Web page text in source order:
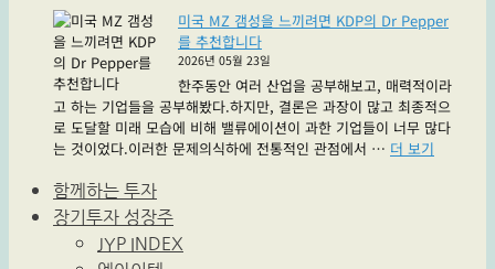
자
과
해
요
와
미국 MZ 갬성을 느끼려면 KDP의 Dr Pepper
를 추천합니다
2026년 05월 23일
한주동안 여러 산업을 공부해보고, 매력적이라
고 하는 기업들을 공부해봤다.하지만, 결론은 과장이 많고 최종적으
로 도달할 미래 모습에 비해 밸류에이션이 과한 기업들이 너무 많다
는 것이었다.이러한 문제의식하에 전통적인 관점에서 … 더 보기
함께하는 투자
장기투자 성장주
JYP INDEX